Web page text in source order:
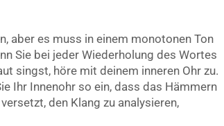
aber es muss in einem monotonen Ton
Sie bei jeder Wiederholung des Wortes
singst, höre mit deinem inneren Ohr zu.
Ihr Innenohr so ein, dass das Hämmern
den Klang zu analysieren,